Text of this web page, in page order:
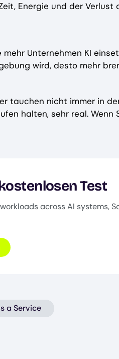
Energie und der Verlust
Unternehmen KI
wird, desto mehr
tauchen nicht immer in
halten, sehr real.
Test
across AI systems,
a Service